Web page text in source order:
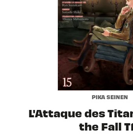
PIKA SEINEN
L'Attaque des
the Fall